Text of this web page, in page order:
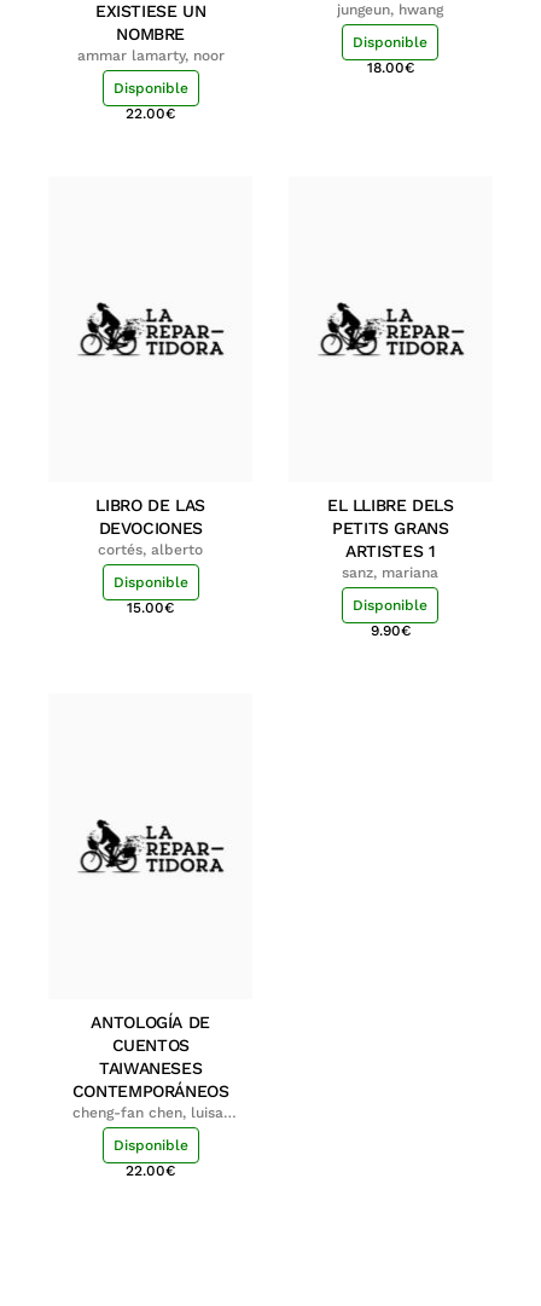
EXISTIESE UN
NOMBRE
ammar lamarty, noor
Disponible
22.00€
jungeun, hwang
Disponible
18.00€
LIBRO DE LAS
DEVOCIONES
cortés, alberto
Disponible
15.00€
EL LLIBRE DELS
PETITS GRANS
ARTISTES 1
sanz, mariana
Disponible
9.90€
ANTOLOGÍA DE
CUENTOS
TAIWANESES
CONTEMPORÁNEOS
cheng-fan chen, luisa;
shu-ying chang, luisa
Disponible
22.00€